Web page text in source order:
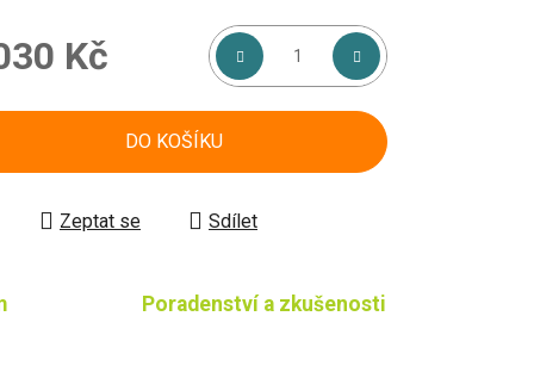
Kč
DO KOŠÍKU
Zeptat se Sdílet
Poradenství a zkušenosti